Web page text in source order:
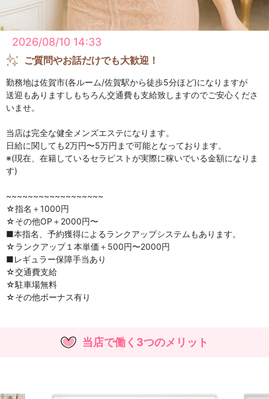
経験者は、スグに接客できますし、
未経験の方でもちょっと習ってスグに接客できます。
ご不安・ご質問等等ありましたら、なんでもご相談を承ります。
ご連絡お待ちしております。
2026/08/10 14:33
ご質問やお話だけでも大歓迎！
勤務地は佐賀市(各ルーム/佐賀駅から徒歩5分ほど)になりますが
送迎もありますしもちろん交通費も支給致しますのでご安心くださ
いませ。
当店は完全な健全メンズエステになります。
日給に関しても2万円〜5万円まで可能となっております。
※(現在、在籍しているセラピストが実際に稼いでいる金額になりま
す)
~~~~~~~~~~~~~~~~~~
☆指名＋1000円
☆その他OP＋2000円〜
■本指名、予約獲得によるランクアップシステムもあります。
☆ランクアップ１本単価＋500円〜2000円
■レギュラー保障手当あり
☆交通費支給
☆駐車場無料
☆その他ボーナス有り
当店で働く3つのメリット